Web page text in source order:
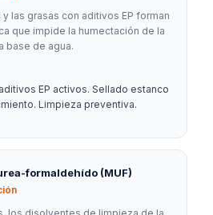
las grasas con aditivos EP forman
que impide la humectación de la
base de agua.
EP activos. Sellado estanco
Limpieza preventiva.
formaldehído (MUF)